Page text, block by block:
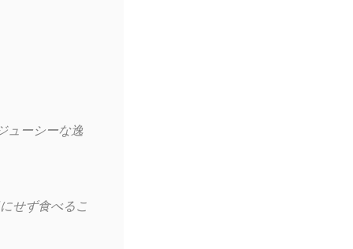
ューシーな逸
せず食べるこ